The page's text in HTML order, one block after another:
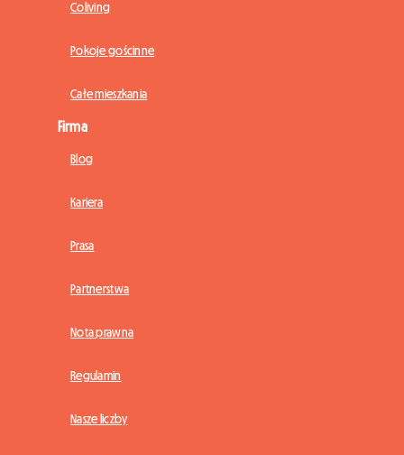
Coliving
Pokoje gościnne
Całe mieszkania
Firma
Blog
Kariera
Prasa
Partnerstwa
Nota prawna
Regulamin
Nasze liczby